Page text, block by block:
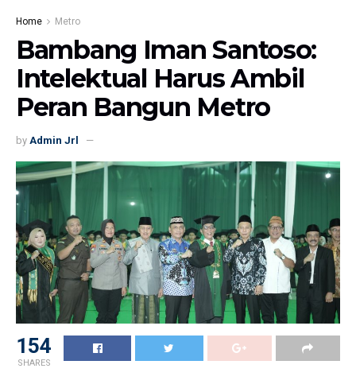
Home Metro
Bambang Iman Santoso:
Intelektual Harus Ambil
Peran Bangun Metro
by Admin Jrl
154
SHARES